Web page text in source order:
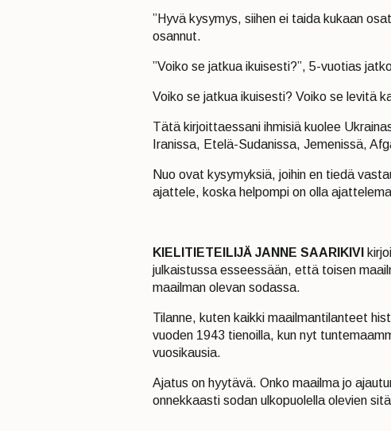
”Hyvä kysymys, siihen ei taida kukaan
osannut.
”Voiko se jatkua ikuisesti?”, 5-vuotias
Voiko se jatkua ikuisesti? Voiko se levitä
Tätä kirjoittaessani ihmisiä kuolee
Iranissa, Etelä-Sudanissa, Jemenissä,
Nuo ovat kysymyksiä, joihin en tiedä
ajattele, koska helpompi on olla
KIELITIETEILIJÄ JANNE SAARIKIVI
julkaistussa esseessään, että toisen
maailman olevan sodassa.
Tilanne, kuten kaikki maailmantilanteet
vuoden 1943 tienoilla, kun nyt
vuosikausia.
Ajatus on hyytävä. Onko maailma jo
onnekkaasti sodan ulkopuolella olevien